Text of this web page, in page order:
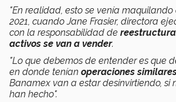
"En realidad, esto se venía
2021, cuando Jane Frasier, directora
con la responsabilidad de
activos se van a vender.
"Lo que debemos de entender es que
en donde tenían operaciones
Banamex van a estar desinvirtiendo, si
han hecho".